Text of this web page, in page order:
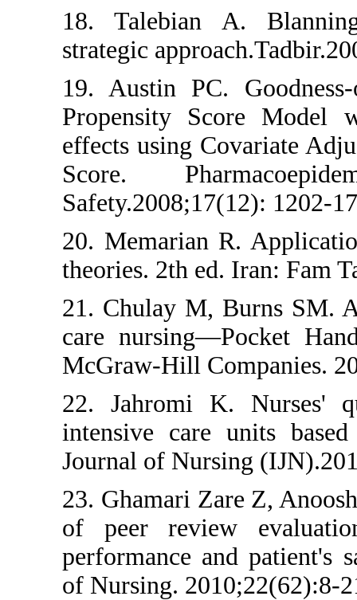
18. Talebian A.
strategic
19. Austin PC.
Propensity Score
effects using
Score.
20. Memarian R.
theories. 2th ed.
21. Chulay M,
care
McGraw-Hill
22. Jahromi K.
intensive care
Journal of Nursing
23. Ghamari Zare
of peer review
performance and
of Nursing.